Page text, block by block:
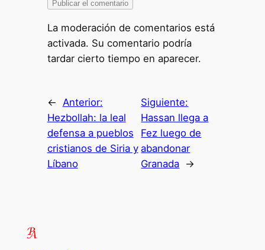
La moderación de comentarios está
activada. Su comentario podría
tardar cierto tiempo en aparecer.
← Anterior:
Hezbollah: la leal
defensa a pueblos
cristianos de Siria y
Líbano
Siguiente:
Hassan llega a
Fez luego de
abandonar
Granada →